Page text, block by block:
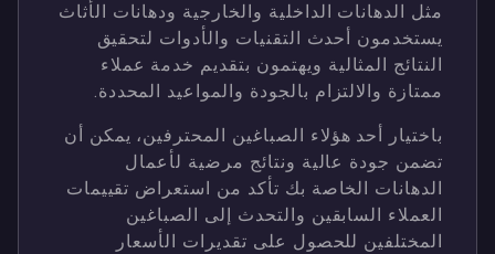
مثل الدهانات الداخلية والخارجية ودهانات الأثاث
يستخدمون أحدث التقنيات والأدوات لتحقيق
النتائج المثالية ويهتمون بتقديم خدمة عملاء
ممتازة والالتزام بالجودة والمواعيد المحددة.
باختيار أحد هؤلاء الصباغين المحترفين، يمكن أن
تضمن جودة عالية ونتائج مرضية لأعمال
الدهانات الخاصة بك تأكد من استعراض تقييمات
العملاء السابقين والتحدث إلى الصباغين
المختلفين للحصول على تقديرات الأسعار